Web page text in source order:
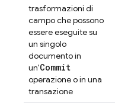
trasformazioni di
campo che possono
essere eseguite su
un singolo
documento in
un'Commit
operazione o in una
transazione